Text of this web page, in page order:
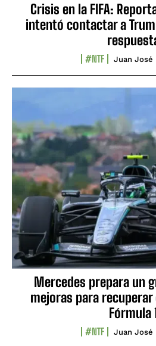
Crisis en la FIFA:
intentó contactar a
#NTF Juan José
Mercedes prepara un
mejoras para
Fórmula
#NTF Juan José